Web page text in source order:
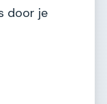
door je